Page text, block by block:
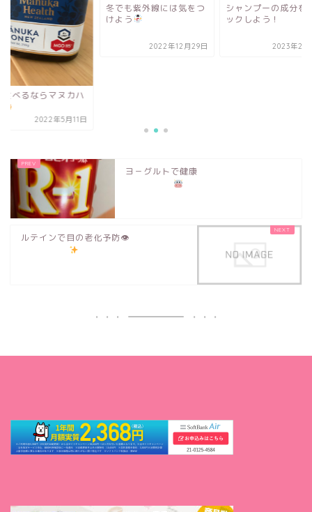
食べるならマヌカハ
2022年5月11日
冬でも紫外線には気をつ
けよう
2022年12月29日
シャンプーの成分を
ックしよう！
2023年2
ヨ－グルトで健康
ルテインで目の老化予防👁